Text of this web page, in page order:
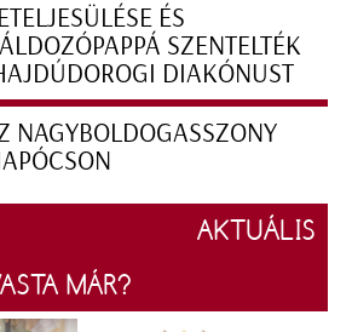
ÉS
SZENTELTÉK
DIAKÓNUST
NAGYBOLDOGASSZONY
AKTUÁLIS
MÁR?